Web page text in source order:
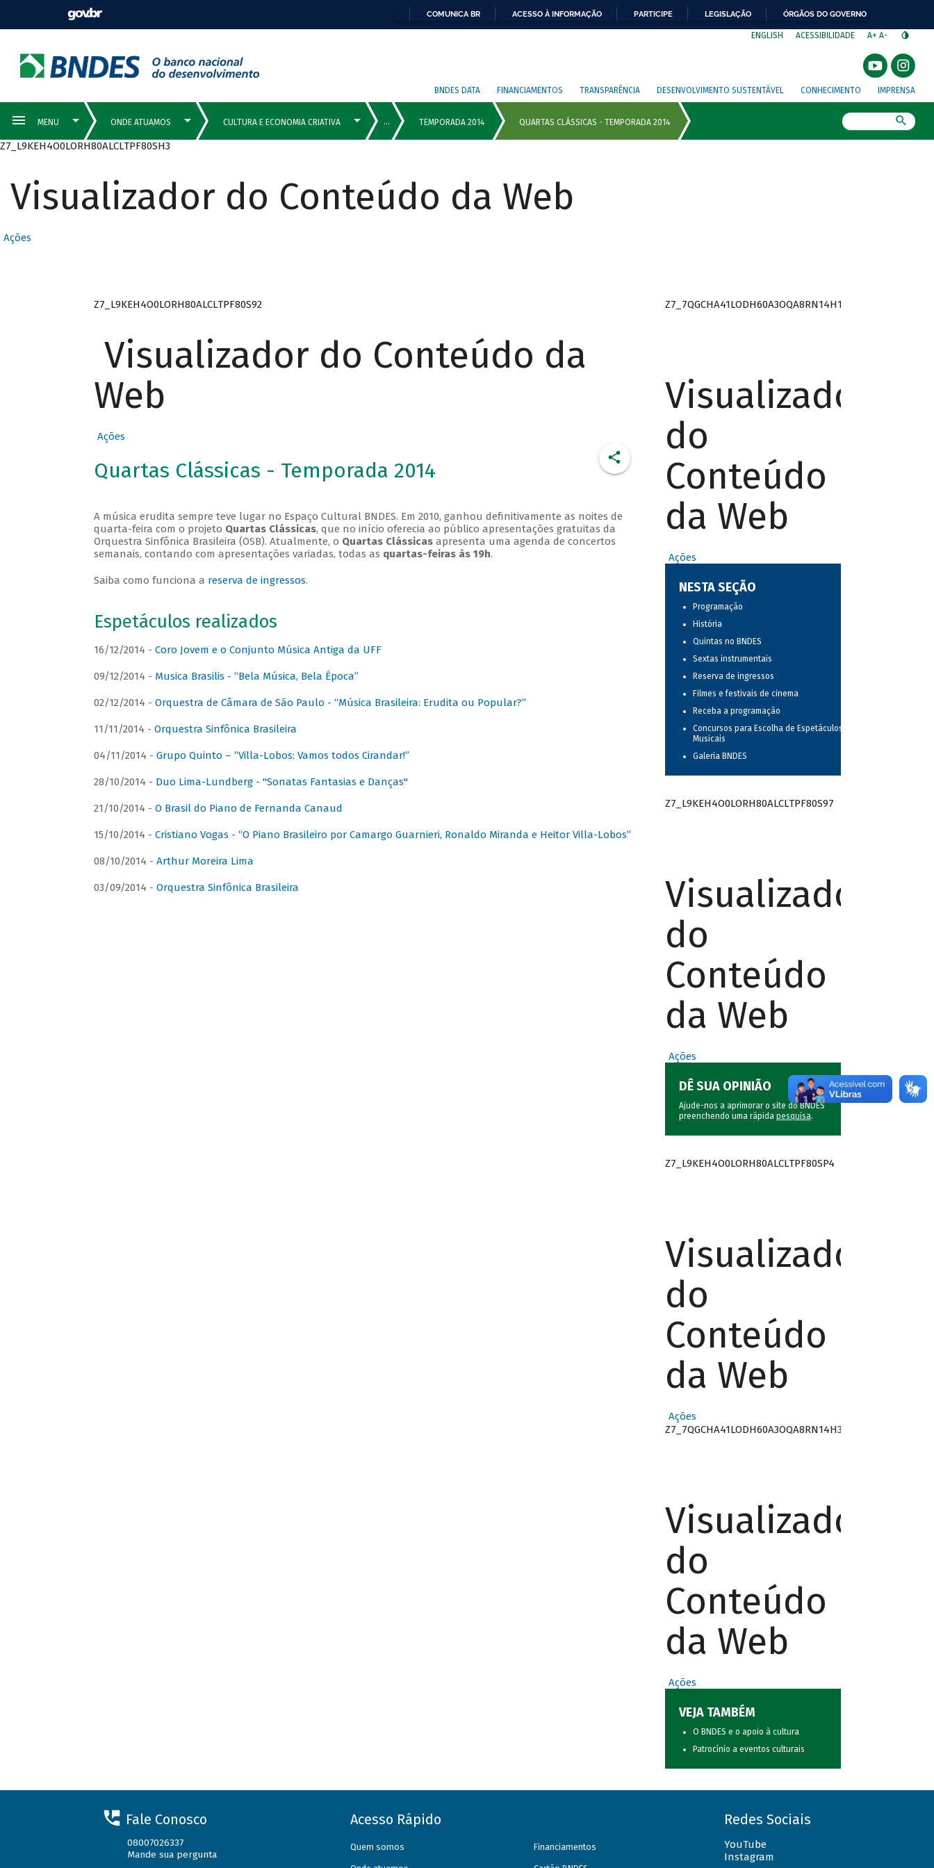
COMUNICA BR ACESSO À INFORMAÇÃO PARTICIPE LEGISLAÇÃO ÓRGÃOS DO GOVERNO
ENGLISH ACESSIBILIDADE A+ A-
BNDES DATA FINANCIAMENTOS TRANSPARÊNCIA DESENVOLVIMENTO SUSTENTÁVEL CONHECIMENTO IMPRENSA
Z7_L9KEH4O0LORH80ALCLTPF80SH3
Visualizador do Conteúdo da Web
Ações
Z7_L9KEH4O0LORH80ALCLTPF80S92
Visualizador do Conteúdo da
Web
Ações
Quartas Clássicas - Temporada 2014
A música erudita sempre teve lugar no Espaço Cultural BNDES. Em 2010, ganhou definitivamente as noites de
quarta-feira com o projeto Quartas Clássicas, que no início oferecia ao público apresentações gratuitas da
Orquestra Sinfônica Brasileira (OSB). Atualmente, o Quartas Clássicasapresenta uma agenda de concertos
semanais, contando com apresentações variadas, todas as quartas-feiras às 19h.
Saiba como funciona a reserva de ingressos.
Espetáculos realizados
16/12/2014 - Coro Jovem e o Conjunto Música Antiga da UFF
09/12/2014 - Musica Brasilis - “Bela Música, Bela Época”
02/12/2014 - Orquestra de Câmara de São Paulo - “Música Brasileira: Erudita ou Popular?”
11/11/2014 - Orquestra Sinfônica Brasileira
04/11/2014 - Grupo Quinto – “Villa-Lobos: Vamos todos Cirandar!”
28/10/2014 - Duo Lima-Lundberg - "Sonatas Fantasias e Danças"
21/10/2014 - O Brasil do Piano de Fernanda Canaud
15/10/2014 - Cristiano Vogas - “O Piano Brasileiro por Camargo Guarnieri, Ronaldo Miranda e Heitor Villa-Lobos”
08/10/2014 - Arthur Moreira Lima
03/09/2014 - Orquestra Sinfônica Brasileira
Z7_7QGCHA41LODH60A3OQA8RN14H1
Visualizador
do
Conteúdo
da Web
Ações
NESTA SEÇÃO
Programação
História
Quintas no BNDES
Sextas instrumentais
Reserva de ingressos
Filmes e festivais de cinema
Receba a programação
Concursos para Escolha de Espetáculos
Musicais
Galeria BNDES
Z7_L9KEH4O0LORH80ALCLTPF80S97
Visualizador
do
Conteúdo
da Web
Ações
DÊ SUA OPINIÃO
Ajude-nos a aprimorar o site do BNDES
preenchendo uma rápida pesquisa.
Z7_L9KEH4O0LORH80ALCLTPF80SP4
Visualizador
do
Conteúdo
da Web
Ações
Z7_7QGCHA41LODH60A3OQA8RN14H3
Visualizador
do
Conteúdo
da Web
Ações
VEJA TAMBÉM
O BNDES e o apoio à cultura
Patrocínio a eventos culturais
Fale Conosco
08007026337
Mande sua pergunta
Acesso Rápido
Quem somos Financiamentos
Redes Sociais
YouTube
Instagram